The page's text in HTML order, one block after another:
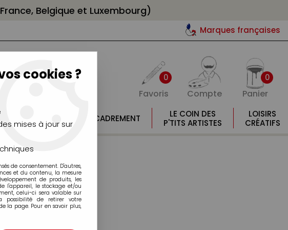
Belgique et Luxembourg)
Marques françaises
0
Favoris Compte
0
Panier
MOULAGE
ENCADREMENT
LE COIN DES
P'TITS ARTISTES
LOISIRS
CRÉATIFS
cookies ?
mises à jour sur
de consentement. D'autres,
et du contenu, la mesure
de produits, les
l'appareil, le stockage et/ou
celui-ci sera valable sur
possibilité de retirer votre
la page. Pour en savoir plus,